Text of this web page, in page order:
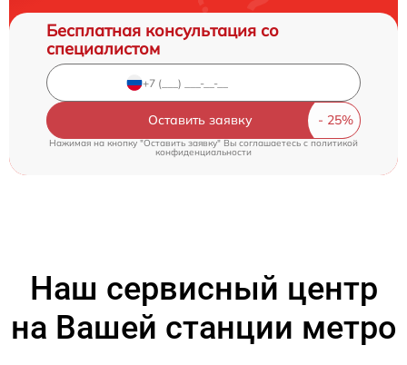
Бесплатная консультация со
специалистом
Оставить заявку
Нажимая на кнопку "Оставить заявку" Вы соглашаетесь c политикой
конфиденциальности
Наш сервисный центр
на Вашей станции метро